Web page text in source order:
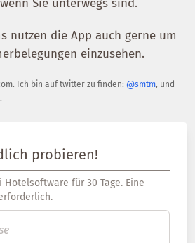
Sie unterwegs sind.
nutzen die App auch gerne um
einzusehen.
. Ich bin auf twitter zu finden: @smtm, und
probieren!
Hotelsoftware für 30 Tage. Eine